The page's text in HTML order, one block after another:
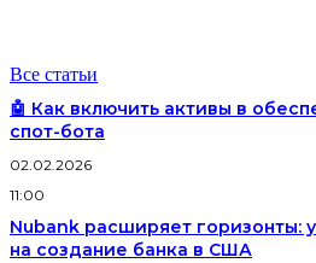
Все статьи
🤖 Как включить активы в
спот-бота
02.02.2026
11:00
Nubank расширяет горизонты:
на создание банка в США